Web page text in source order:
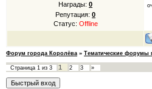
Награды: 0
Репутация: 0
Статус: Offline
Форум города Королёва » Тематические форумы
Страница 1 из 3 1 2 3 »